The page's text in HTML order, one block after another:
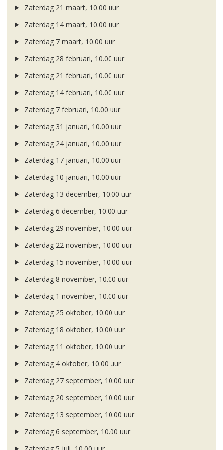
Zaterdag 21 maart, 10.00 uur
Zaterdag 14 maart, 10.00 uur
Zaterdag 7 maart, 10.00 uur
Zaterdag 28 februari, 10.00 uur
Zaterdag 21 februari, 10.00 uur
Zaterdag 14 februari, 10.00 uur
Zaterdag 7 februari, 10.00 uur
Zaterdag 31 januari, 10.00 uur
Zaterdag 24 januari, 10.00 uur
Zaterdag 17 januari, 10.00 uur
Zaterdag 10 januari, 10.00 uur
Zaterdag 13 december, 10.00 uur
Zaterdag 6 december, 10.00 uur
Zaterdag 29 november, 10.00 uur
Zaterdag 22 november, 10.00 uur
Zaterdag 15 november, 10.00 uur
Zaterdag 8 november, 10.00 uur
Zaterdag 1 november, 10.00 uur
Zaterdag 25 oktober, 10.00 uur
Zaterdag 18 oktober, 10.00 uur
Zaterdag 11 oktober, 10.00 uur
Zaterdag 4 oktober, 10.00 uur
Zaterdag 27 september, 10.00 uur
Zaterdag 20 september, 10.00 uur
Zaterdag 13 september, 10.00 uur
Zaterdag 6 september, 10.00 uur